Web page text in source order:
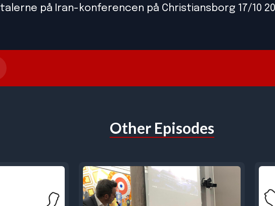
talerne på Iran-konferencen på Christiansborg 17/10
Other Episodes